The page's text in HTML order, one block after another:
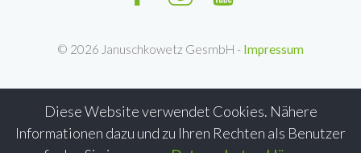
Diese Website verwendet Cookies. Nähere
Informationen dazu und zu Ihren Rechten als Benutzer
© 2026 Januschkowetz GesmbH - Impressum